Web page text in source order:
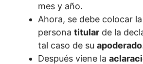
mes y año.
Ahora, se debe colocar la
persona titular de la
tal caso de su apoderado
Después viene la